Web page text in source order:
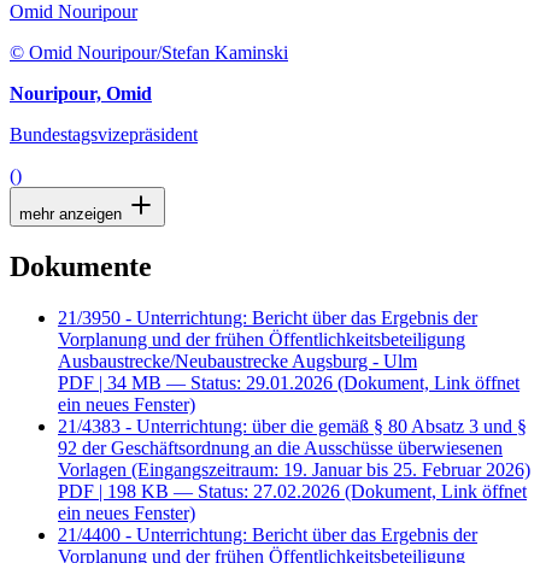
Omid Nouripour
© Omid Nouripour/Stefan Kaminski
Nouripour, Omid
Bundestagsvizepräsident
()
mehr anzeigen
Dokumente
21/3950 - Unterrichtung: Bericht über das Ergebnis der
Vorplanung und der frühen Öffentlichkeitsbeteiligung
Ausbaustrecke/Neubaustrecke Augsburg - Ulm
PDF | 34 MB — Status: 29.01.2026 (Dokument, Link öffnet
ein neues Fenster)
21/4383 - Unterrichtung: über die gemäß § 80 Absatz 3 und §
92 der Geschäftsordnung an die Ausschüsse überwiesenen
Vorlagen (Eingangszeitraum: 19. Januar bis 25. Februar 2026)
PDF | 198 KB — Status: 27.02.2026 (Dokument, Link öffnet
ein neues Fenster)
21/4400 - Unterrichtung: Bericht über das Ergebnis der
Vorplanung und der frühen Öffentlichkeitsbeteiligung